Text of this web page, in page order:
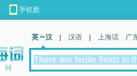
英 汉 | 汉语 | 上海话 广